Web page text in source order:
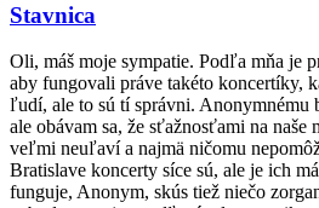
Stavnica
Oli, máš moje sympatie. Podľa mňa je
aby fungovali práve takéto koncertíky,
ľudí, ale to sú tí správni. Anonymnému
ale obávam sa, že sťažnosťami na naše
veľmi neuľaví a najmä ničomu
Bratislave koncerty síce sú, ale je ich
funguje, Anonym, skús tiež niečo